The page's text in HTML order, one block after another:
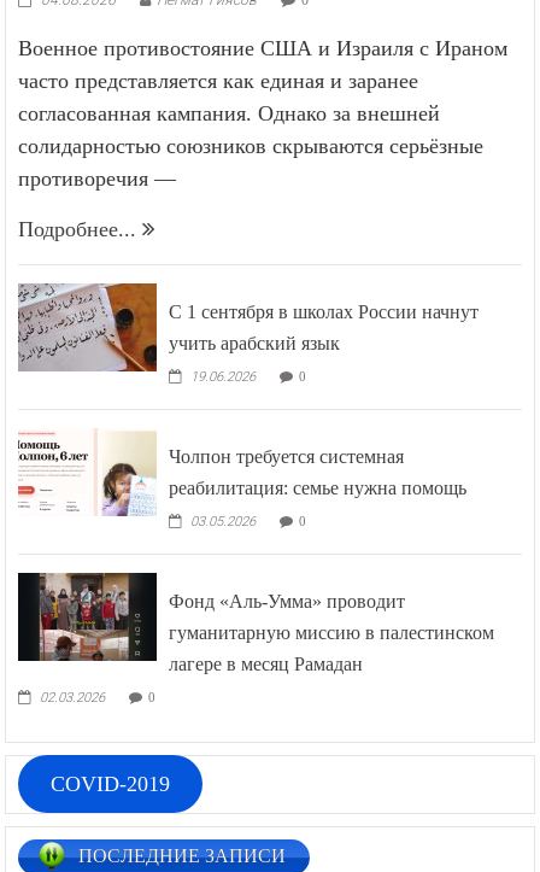
Военное противостояние США и Израиля с Ираном
часто представляется как единая и заранее
согласованная кампания. Однако за внешней
солидарностью союзников скрываются серьёзные
противоречия —
Подробнее...
С 1 сентября в школах России начнут
учить арабский язык
19.06.2026 0
Чолпон требуется системная
реабилитация: семье нужна помощь
03.05.2026 0
Фонд «Аль-Умма» проводит
гуманитарную миссию в палестинском
лагере в месяц Рамадан
02.03.2026 0
COVID-2019
ПОСЛЕДНИЕ ЗАПИСИ